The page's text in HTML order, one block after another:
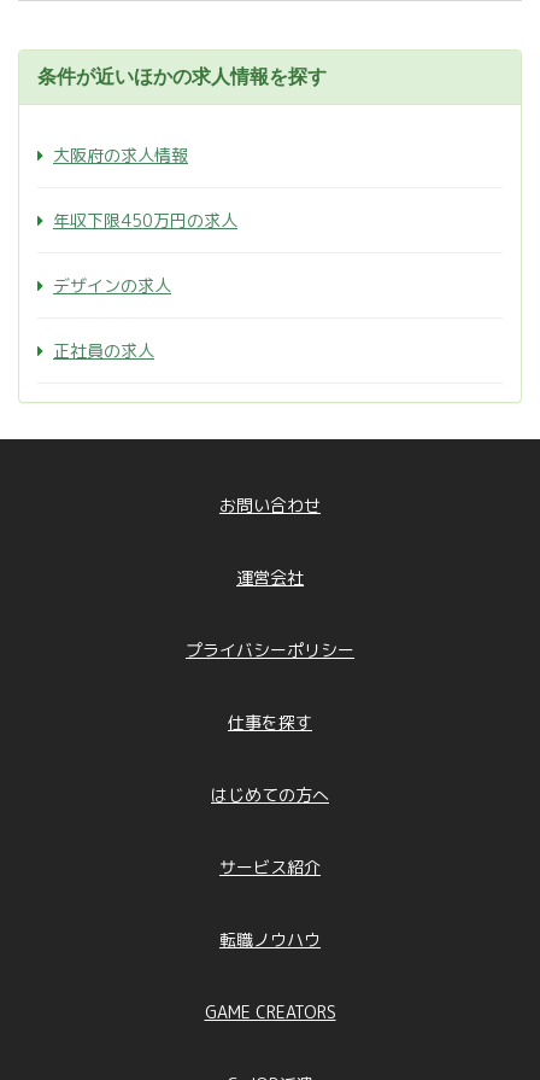
条件が近いほかの求人情報を探す
大阪府の求人情報
年収下限450万円の求人
デザインの求人
正社員の求人
お問い合わせ
運営会社
プライバシーポリシー
仕事を探す
はじめての方へ
サービス紹介
転職ノウハウ
GAME CREATORS